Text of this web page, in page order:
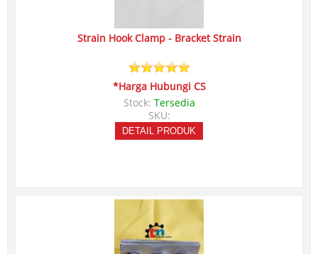
Strain Hook Clamp - Bracket Strain
*Harga Hubungi CS
Stock: Tersedia
SKU:
DETAIL PRODUK